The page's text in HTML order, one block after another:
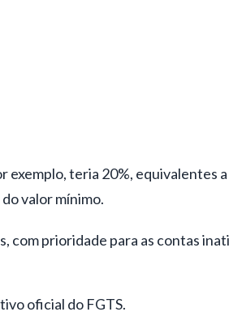
exemplo, teria 20%, equivalentes
valor mínimo.
com prioridade para as contas
oficial do FGTS.